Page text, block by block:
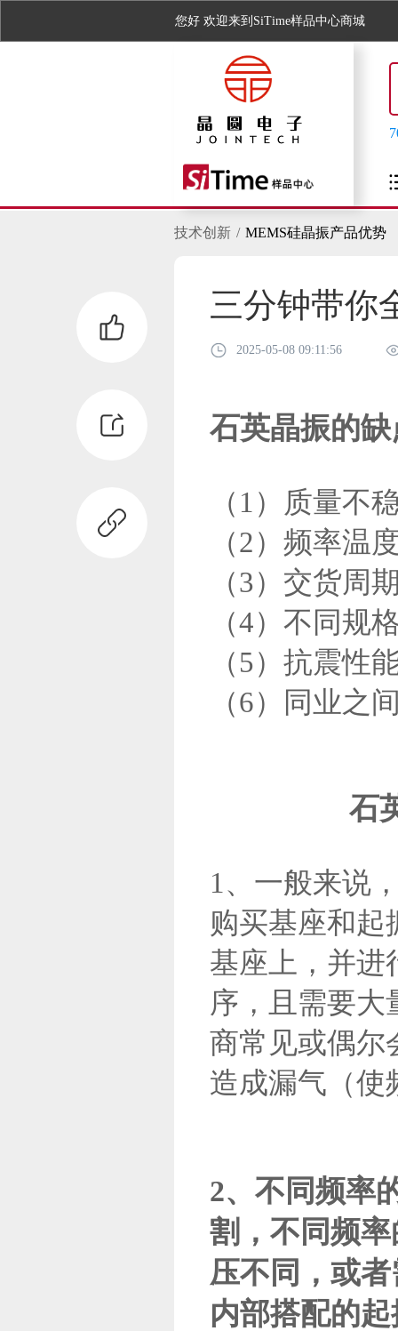
您好 欢迎来到SiTime样品中心商城
技术创新 MEMS硅晶振产品优势
三分钟带你
2025-05-08 09:11:56
石英晶振的
（1）质量不
（2）频率温
（3）交货周
（4）不同规
（5）抗震性
（6）同业之
石
1、一般来说
购买基座和起
基座上，并进
序，且需要大
商常见或偶尔
造成漏气（使
2、不同频率
割，不同频
压不同，或
内部搭配的